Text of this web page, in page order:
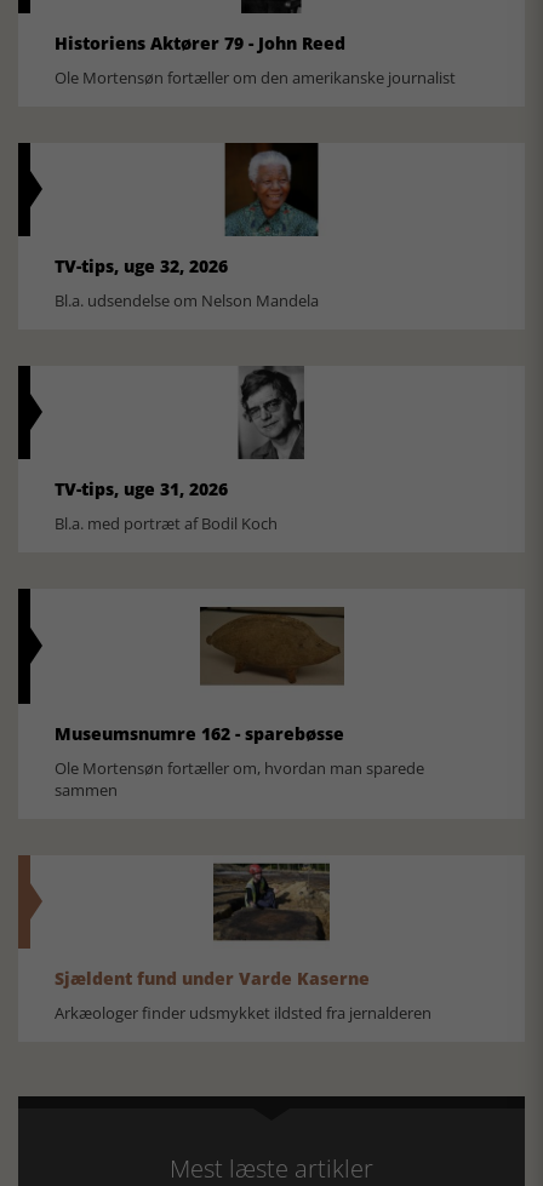
Historiens Aktører 79 - John Reed
Ole Mortensøn fortæller om den amerikanske journalist
TV-tips, uge 32, 2026
Bl.a. udsendelse om Nelson Mandela
TV-tips, uge 31, 2026
Bl.a. med portræt af Bodil Koch
Museumsnumre 162 - sparebøsse
Ole Mortensøn fortæller om, hvordan man sparede
sammen
Sjældent fund under Varde Kaserne
Arkæologer finder udsmykket ildsted fra jernalderen
Mest læste artikler